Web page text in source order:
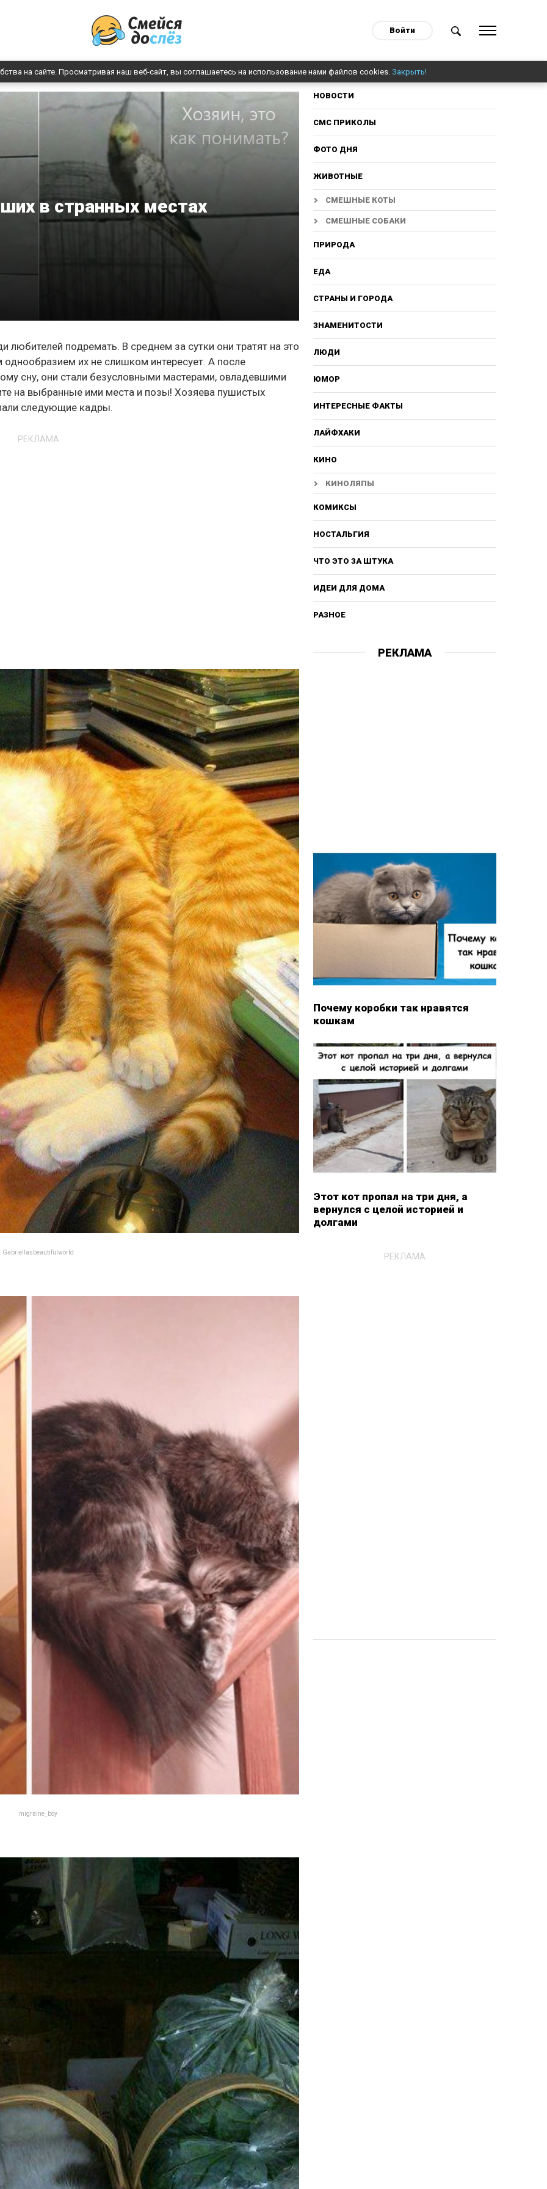
Войти
на сайте. Просматривая наш веб-сайт, вы соглашаетесь на использование нами файлов cookies. Закрыть!
в странных местах
подремать. В среднем за сутки они тратят на это
их не слишком интересует. А после
сну, они стали безусловными мастерами, овладевшими
на выбранные ими места и позы! Хозяева пушистых
следующие кадры.
РЕКЛАМА
Gabriellasbeautifulworld
migraine_boy
НОВОСТИ
СМС ПРИКОЛЫ
ФОТО ДНЯ
ЖИВОТНЫЕ
СМЕШНЫЕ КОТЫ
СМЕШНЫЕ СОБАКИ
ПРИРОДА
ЕДА
СТРАНЫ И ГОРОДА
ЗНАМЕНИТОСТИ
ЛЮДИ
ЮМОР
ИНТЕРЕСНЫЕ ФАКТЫ
ЛАЙФХАКИ
КИНО
КИНОЛЯПЫ
КОМИКСЫ
НОСТАЛЬГИЯ
ЧТО ЭТО ЗА ШТУКА
ИДЕИ ДЛЯ ДОМА
РАЗНОЕ
РЕКЛАМА
Почему коробки так нравятся
кошкам
Этот кот пропал на три дня, а
вернулся с целой историей и
долгами
РЕКЛАМА